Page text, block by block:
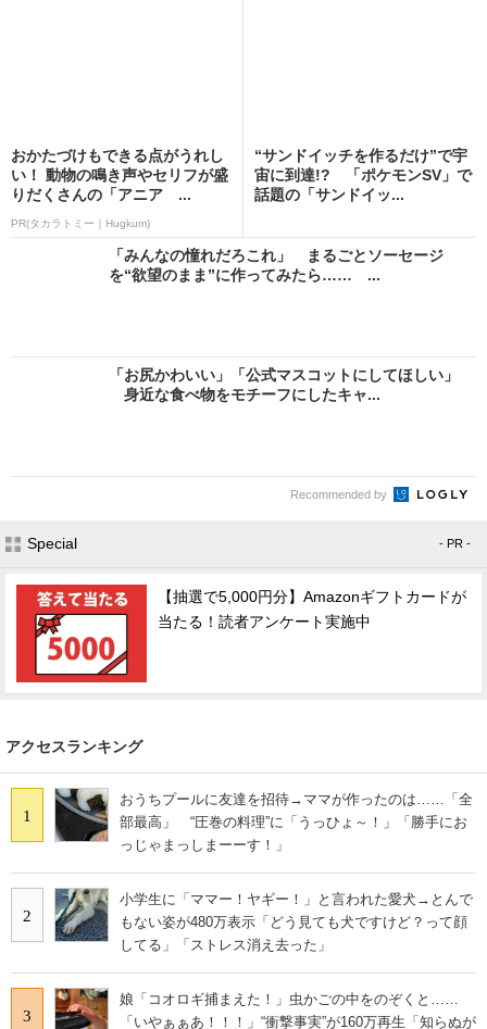
おかたづけもできる点がうれし
い！ 動物の鳴き声やセリフが盛
りだくさんの「アニア ...
PR(タカラトミー｜Hugkum)
“サンドイッチを作るだけ”で宇
宙に到達!? 「ポケモンSV」で
話題の「サンドイッ...
「みんなの憧れだろこれ」 まるごとソーセージ
を“欲望のまま”に作ってみたら…… ...
「お尻かわいい」「公式マスコットにしてほしい」
身近な食べ物をモチーフにしたキャ...
Recommended by
Special - PR -
【抽選で5,000円分】Amazonギフトカードが
当たる！読者アンケート実施中
アクセスランキング
1
おうちプールに友達を招待→ママが作ったのは……「全
部最高」 “圧巻の料理”に「うっひょ～！」「勝手にお
っじゃまっしまーーす！」
2
小学生に「ママー！ヤギー！」と言われた愛犬→とんで
もない姿が480万表示「どう見ても犬ですけど？って顔
してる」「ストレス消え去った」
3
娘「コオロギ捕まえた！」虫かごの中をのぞくと……
「いやぁぁあ！！！」“衝撃事実”が160万再生「知らぬが